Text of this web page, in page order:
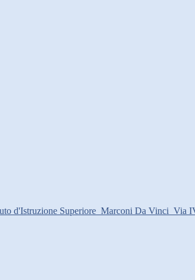
d'Istruzione Superiore Marconi Da Vinci Via